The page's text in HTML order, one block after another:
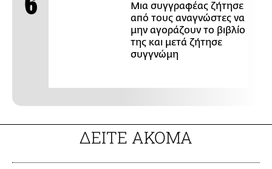
Μια συγγραφέας ζήτησε
από τους αναγνώστες να
μην αγοράζουν το βιβλίο
της και μετά ζήτησε
συγγνώμη
ΔΕΙΤΕ ΑΚΟΜΑ